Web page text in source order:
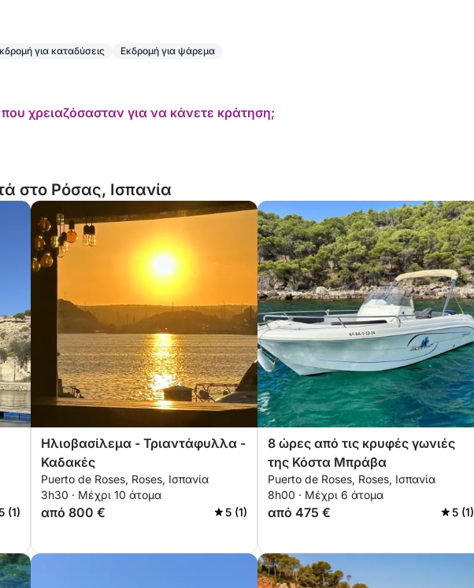
για καταδύσεις Εκδρομή για ψάρεμα
χρειαζόσασταν για να κάνετε κράτηση;
στο Ρόσας, Ισπανία
(1)
Ηλιοβασίλεμα - Τριαντάφυλλα -
Καδακές
Puerto de Roses, Roses, Ισπανία
3h30 · Μέχρι 10 άτομα
από 800 € 5 (1)
8 ώρες από τις κρυφές γωνιές
της Κόστα Μπράβα
Puerto de Roses, Roses, Ισπανία
8h00 · Μέχρι 6 άτομα
από 475 € 5 (1)